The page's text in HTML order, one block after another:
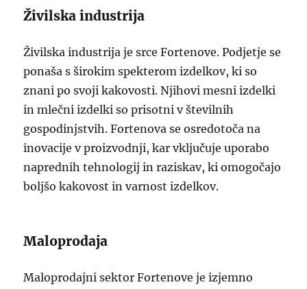
Živilska industrija
Živilska industrija je srce Fortenove. Podjetje se
ponaša s širokim spekterom izdelkov, ki so
znani po svoji kakovosti. Njihovi mesni izdelki
in mlečni izdelki so prisotni v številnih
gospodinjstvih. Fortenova se osredotoča na
inovacije v proizvodnji, kar vključuje uporabo
naprednih tehnologij in raziskav, ki omogočajo
boljšo kakovost in varnost izdelkov.
Maloprodaja
Maloprodajni sektor Fortenove je izjemno